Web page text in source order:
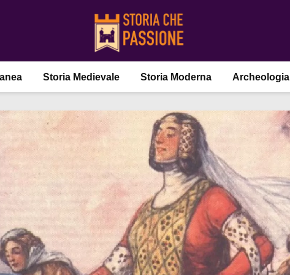
Storia Medievale Storia Moderna Archeologia